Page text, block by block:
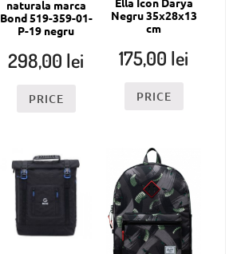
naturala marca
Bond 519-359-01-
P-19 negru
298,00 lei
PRICE
Negru 35x28x13
cm
175,00 lei
PRICE